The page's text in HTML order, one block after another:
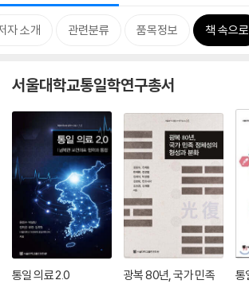
자 소개 관련분류 품목정보 책 속으로
서울대학교통일학연구총서
통일 의료 2.0
광복 80년, 국가 민족
통